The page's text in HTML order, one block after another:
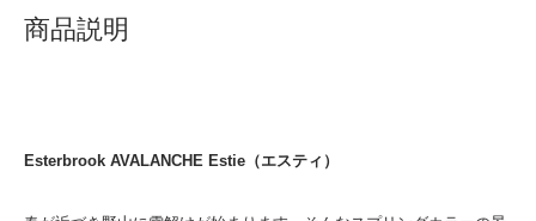
商品説明
Esterbrook AVALANCHE Estie（エスティ）